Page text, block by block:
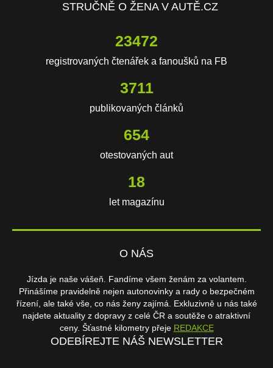
STRUČNĚ O ŽENA V AUTĚ.CZ
23472
registrovaných čtenářek a fanoušků na FB
3711
publikovaných článků
654
otestovaných aut
18
let magazínu
O NÁS
Jízda je naše vášeň. Fandíme všem ženám za volantem.
Přinášíme pravidelně nejen autonovinky a rady o bezpečném
řízení, ale také vše, co nás ženy zajímá. Exkluzivně u nás také
najdete aktuality z dopravy z celé ČR a soutěže o atraktivní
ceny. Šťastné kilometry přeje REDAKCE
ODEBÍREJTE NÁŠ NEWSLETTER